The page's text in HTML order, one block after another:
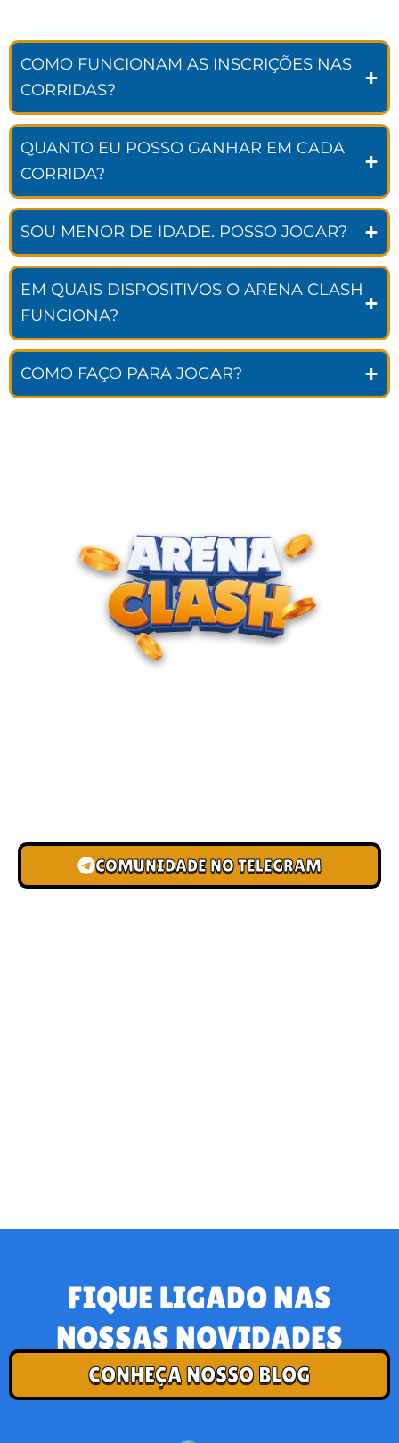
COMO FUNCIONAM AS INSCRIÇÕES NAS
CORRIDAS?
QUANTO EU POSSO GANHAR EM CADA
CORRIDA?
SOU MENOR DE IDADE. POSSO JOGAR?
EM QUAIS DISPOSITIVOS O ARENA CLASH
FUNCIONA?
COMO FAÇO PARA JOGAR?
COMUNIDADE NO TELEGRAM
FIQUE LIGADO NAS
NOSSAS NOVIDADES
CONHEÇA NOSSO BLOG